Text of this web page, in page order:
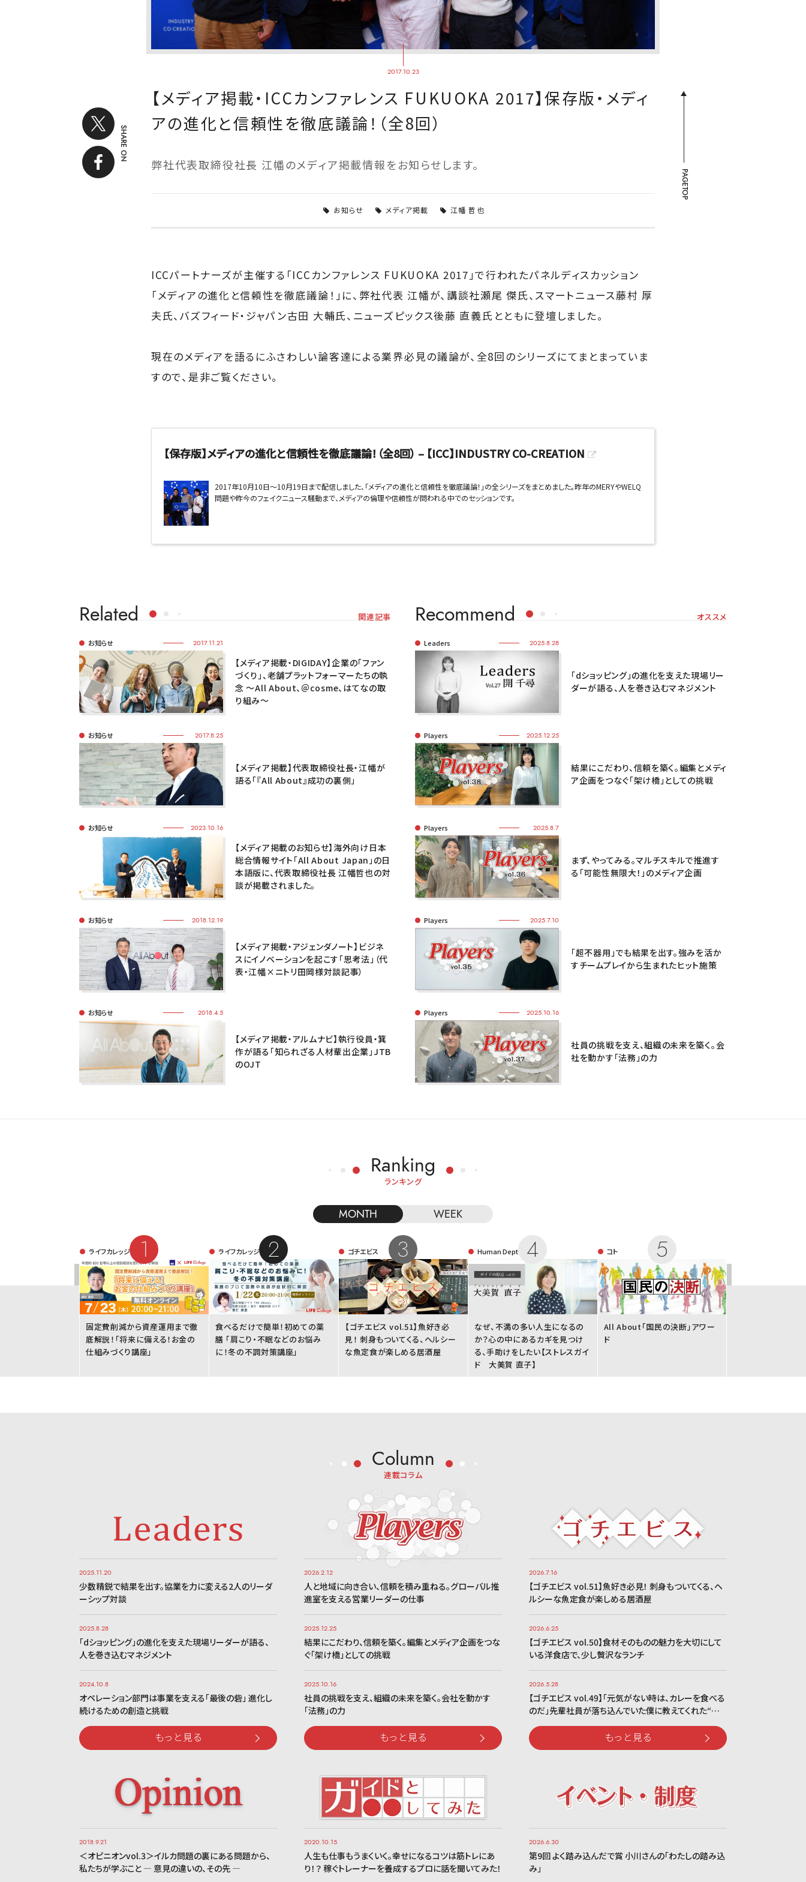
2017.10.23
SHARE ON
【メディア掲載・ICCカンファレンス FUKUOKA 2017】保存版・メディ
アの進化と信頼性を徹底議論！（全8回）
弊社代表取締役社長 江幡のメディア掲載情報をお知らせします。
お知らせ メディア掲載 江幡 哲也
ICCパートナーズが主催する「ICCカンファレンス FUKUOKA 2017」で行われたパネルディスカッション
「メディアの進化と信頼性を徹底議論！」に、弊社代表 江幡が、講談社瀬尾 傑氏、スマートニュース藤村 厚
夫氏、バズフィード・ジャパン古田 大輔氏、ニューズピックス後藤 直義氏とともに登壇しました。
現在のメディアを語るにふさわしい論客達による業界必見の議論が、全8回のシリーズにてまとまっていま
すので、是非ご覧ください。
【保存版】メディアの進化と信頼性を徹底議論！（全8回） – 【ICC】INDUSTRY CO-CREATION
2017年10月10日〜10月19日まで配信しました、「メディアの進化と信頼性を徹底議論！」の全シリーズをまとめました。昨年のMERYやWELQ
問題や昨今のフェイクニュース騒動まで、メディアの倫理や信頼性が問われる中でのセッションです。
PAGETOP
Related 関連記事
お知らせ 2017.11.21
【メディア掲載・DIGIDAY】企業の「ファン
づくり」、老舗プラットフォーマーたちの執
念 ～All About、＠cosme、はてなの取
り組み～
お知らせ 2017.8.25
【メディア掲載】代表取締役社長・江幡が
語る「『All About』成功の裏側」
お知らせ 2023.10.16
【メディア掲載のお知らせ】海外向け日本
総合情報サイト「All About Japan」の日
本語版に、代表取締役社長 江幡哲也の対
談が掲載されました。
お知らせ 2018.12.19
【メディア掲載・アジェンダノート】ビジネ
スにイノベーションを起こす「思考法」（代
表・江幡×ニトリ田岡様対談記事）
お知らせ 2018.4.5
【メディア掲載・アルムナビ】執行役員・箕
作が語る「知られざる人材輩出企業」JTB
のOJT
Recommend オススメ
Leaders 2025.8.28
「dショッピング」の進化を支えた現場リー
ダーが語る、人を巻き込むマネジメント
Players 2025.12.25
結果にこだわり、信頼を築く。編集とメディ
ア企画をつなぐ「架け橋」としての挑戦
Players 2025.8.7
まず、やってみる。マルチスキルで推進す
る「可能性無限大！」のメディア企画
Players 2025.7.10
「超不器用」でも結果を出す。強みを活か
すチームプレイから生まれたヒット施策
Players 2025.10.16
社員の挑戦を支え、組織の未来を築く。会
社を動かす「法務」の力
Ranking
ランキング
MONTH WEEK
ライフカレッジ
固定費削減から資産運用まで徹
底解説！「将来に備える！お金の
仕組みづくり講座」
ライフカレッジ
食べるだけで簡単！初めての薬
膳 「肩こり・不眠などのお悩み
に！冬の不調対策講座」
ゴチエビス
【ゴチエビス vol.51】魚好き必
見！ 刺身もついてくる、ヘルシー
な魚定食が楽しめる居酒屋
Human Dept
なぜ、不満の多い人生になるの
か？心の中にあるカギを見つけ
る、手助けをしたい【ストレスガイ
ド 大美賀 直子】
コト
All About「国民の決断」アワー
ド
Column
連載コラム
2025.11.20
少数精鋭で結果を出す。協業を力に変える2人のリーダ
ーシップ対談
2025.8.28
「dショッピング」の進化を支えた現場リーダーが語る、
人を巻き込むマネジメント
2024.10.8
オペレーション部門は事業を支える「最後の砦」 進化し
続けるための創造と挑戦
もっと見る
2026.2.12
人と地域に向き合い、信頼を積み重ねる。グローバル推
進室を支える営業リーダーの仕事
2025.12.25
結果にこだわり、信頼を築く。編集とメディア企画をつな
ぐ「架け橋」としての挑戦
2025.10.16
社員の挑戦を支え、組織の未来を築く。会社を動かす
「法務」の力
もっと見る
2026.7.16
【ゴチエビス vol.51】魚好き必見！ 刺身もついてくる、ヘ
ルシーな魚定食が楽しめる居酒屋
2026.6.25
【ゴチエビス vol.50】食材そのものの魅力を大切にして
いる洋食店で、少し贅沢なランチ
2026.5.28
【ゴチエビス vol.49】「元気がない時は、カレーを食べる
のだ」先輩社員が落ち込んでいた僕に教えてくれた“…
もっと見る
2018.9.21
＜オピニオンvol.3＞イルカ問題の裏にある問題から、
私たちが学ぶこと ― 意見の違いの、その先 ―
2020.10.15
人生も仕事もうまくいく。幸せになるコツは筋トレにあ
り！？ 稼ぐトレーナーを養成するプロに話を聞いてみた！
2026.6.30
第9回 よく踏み込んだで賞 小川さんの「わたしの踏み込
み」